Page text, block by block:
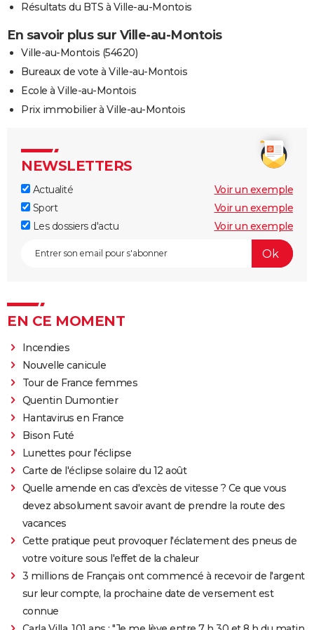
Résultats du BTS à Ville-au-Montois
En savoir plus sur Ville-au-Montois
Ville-au-Montois (54620)
Bureaux de vote à Ville-au-Montois
Ecole à Ville-au-Montois
Prix immobilier à Ville-au-Montois
NEWSLETTERS
Actualité
Voir un exemple
Sport
Voir un exemple
Les dossiers d'actu
Voir un exemple
EN CE MOMENT
Incendies
Nouvelle canicule
Tour de France femmes
Quentin Dumontier
Hantavirus en France
Bison Futé
Lunettes pour l'éclipse
Carte de l'éclipse solaire du 12 août
Quelle amende en cas d'excès de vitesse ? Ce que vous
devez absolument savoir avant de prendre la route des
vacances
Cette pratique peut provoquer l'éclatement des pneus de
votre voiture sous l'effet de la chaleur
3 millions de Français ont commencé à recevoir de l'argent
sur leur compte, la prochaine date de versement est
connue